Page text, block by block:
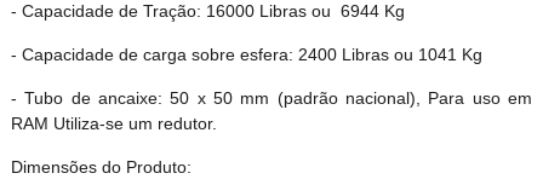
- Capacidade de Tração: 16000 Libras ou 6944 Kg
- Capacidade de carga sobre esfera: 2400 Libras ou 1041 Kg
- Tubo de ancaixe: 50 x 50 mm (padrão nacional), Para uso em
RAM Utiliza-se um redutor.
Dimensões do Produto: